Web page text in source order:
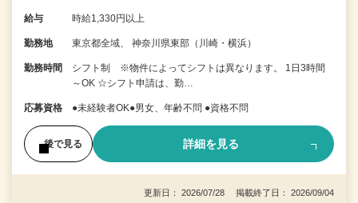
給与 時給1,330円以上
勤務地 東京都全域、 神奈川県東部（川崎・横浜）
勤務時間
シフト制 ※物件によってシフトは異なります。 1日3時間
～OK ☆シフト申請は、勤…
応募資格 ●未経験者OK●男女、年齢不問 ●資格不問
後で見る 詳細を見る
更新日： 2026/07/28 掲載終了日： 2026/09/04